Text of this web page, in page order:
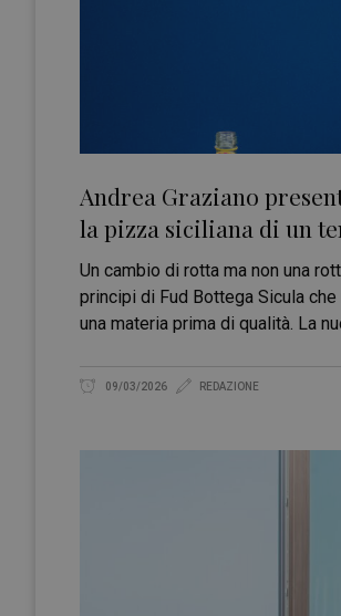
Andrea Graziano
la pizza siciliana di un
Un cambio di rotta ma non una
principi di Fud Bottega Sicula
una materia prima di qualità. La
09/03/2026 REDAZIONE